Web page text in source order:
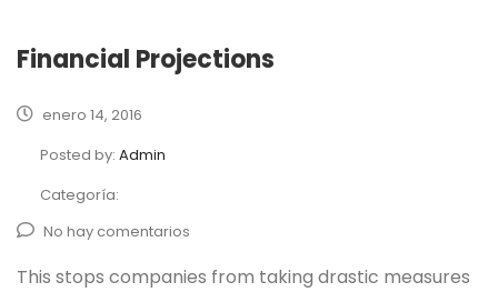
Financial Projections
enero 14, 2016
Posted by: Admin
Categoría:
No hay comentarios
This stops companies from taking drastic measures